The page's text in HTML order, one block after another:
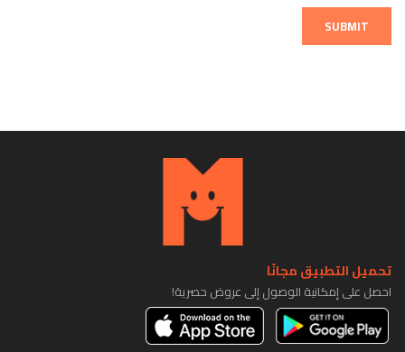
SUBMIT
تحميل التطبيق مجانًا
احصل على إمكانية الوصول إلى عروض حصرية!